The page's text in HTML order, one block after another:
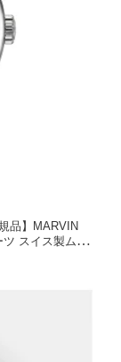
品】MARVIN
スイス製ムー
ト 5気圧防水
日